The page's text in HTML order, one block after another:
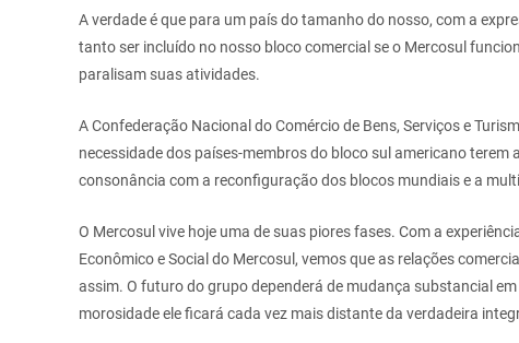
A verdade é que para um país do tamanho do nosso, com a
tanto ser incluído no nosso bloco comercial se o Mercosul
paralisam suas atividades.
A Confederação Nacional do Comércio de Bens, Serviços e
necessidade dos países-membros do bloco sul americano terem
consonância com a reconfiguração dos blocos mundiais e a
O Mercosul vive hoje uma de suas piores fases. Com a
Econômico e Social do Mercosul, vemos que as relações
assim. O futuro do grupo dependerá de mudança substancial
morosidade ele ficará cada vez mais distante da verdadeira